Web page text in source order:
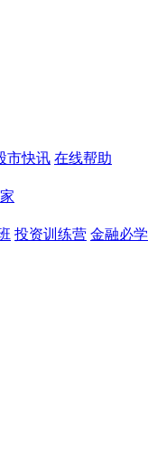
市快讯 在线帮助
投资训练营 金融必学